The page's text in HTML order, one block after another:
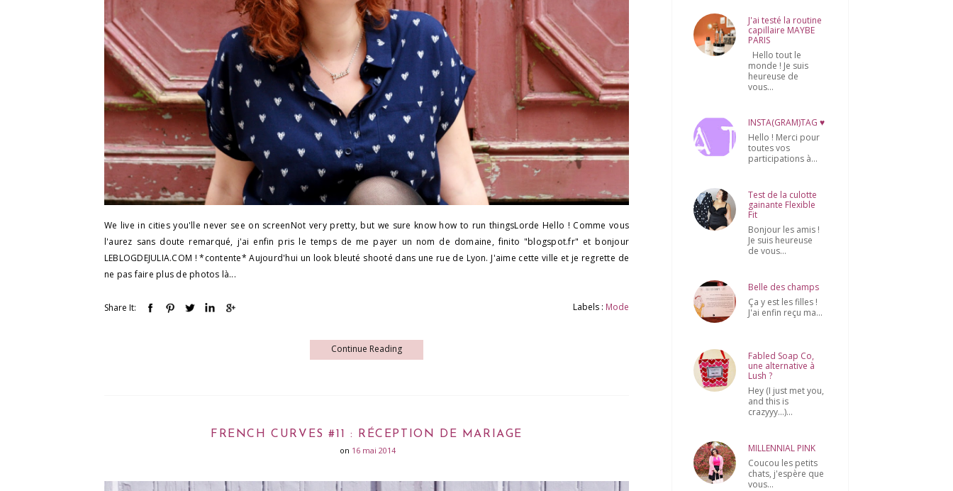
We live in cities you'lle never see on screenNot very pretty, but we sure know how to run thingsLorde Hello ! Comme vous
l'aurez sans doute remarqué, j'ai enfin pris le temps de me payer un nom de domaine, finito "blogspot.fr" et bonjour
LEBLOGDEJULIA.COM ! *contente* Aujourd'hui un look bleuté shooté dans une rue de Lyon. J'aime cette ville et je regrette de
ne pas faire plus de photos là...
Share It: Labels : Mode
Continue Reading
FRENCH CURVES #11 : RÉCEPTION DE MARIAGE
on 16 mai 2014
J'ai testé la routine
capillaire MAYBE
PARIS
Hello tout le
monde ! Je suis
heureuse de
vous...
INSTA(GRAM)TAG ♥
Hello ! Merci pour
toutes vos
participations à...
Test de la culotte
gainante Flexible
Fit
Bonjour les amis !
Je suis heureuse
de vous...
Belle des champs
Ça y est les filles !
J'ai enfin reçu ma...
Fabled Soap Co,
une alternative à
Lush ?
Hey (I just met you,
and this is
crazyyy...)...
MILLENNIAL PINK
Coucou les petits
chats, j'espère que
vous...